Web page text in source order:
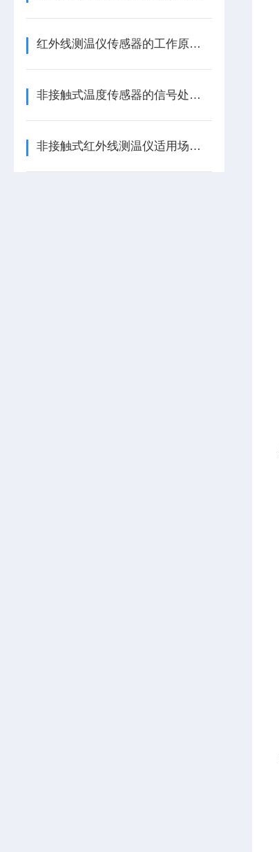
红外线测温仪传感器的工作原理与校准方法
非接触式温度传感器的信号处理与噪声抑制技术
非接触式红外线测温仪适用场合和原理